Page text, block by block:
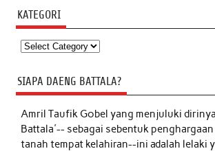
KATEGORI
Kategori
SIAPA DAENG BATTALA?
Amril Taufik Gobelyang menjuluki
Battala'-- sebagai sebentuk penghargaan
tanah tempat kelahiran--ini adalah lelaki